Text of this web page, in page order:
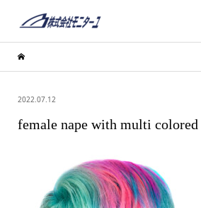
2022.07.12
female nape with multi colored